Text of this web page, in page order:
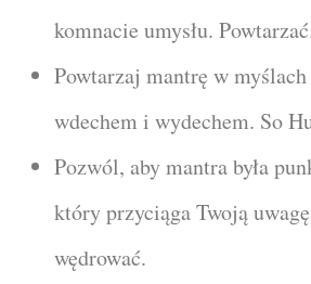
komnacie umysłu.
Powtarzaj mantrę w
wdechem i wydechem. So
Pozwól, aby mantra była
który przyciąga Twoją
wędrować.